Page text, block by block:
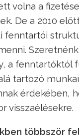
volna a
De a 2010
fenntartói
a fenntartóktól
tartozó
érdekében,
visszaélésekre.
többször